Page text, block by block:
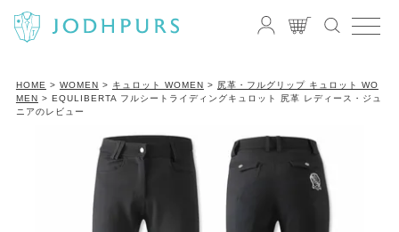
HOME WOMEN キュロット WOMEN
尻革・フルグリップ キュロット WO
MEN
EQULIBERTA フルシートライディングキュロット 尻革 レディース・ジュ
ニアのレビュー